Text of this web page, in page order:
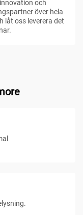
och
över hela
låt oss leverera det